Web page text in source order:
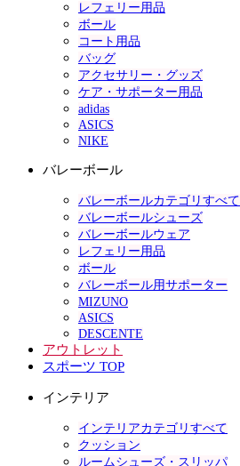
レフェリー用品
ボール
コート用品
バッグ
アクセサリー・グッズ
ケア・サポーター用品
adidas
ASICS
NIKE
バレーボール
バレーボールカテゴリすべて
バレーボールシューズ
バレーボールウェア
レフェリー用品
ボール
バレーボール用サポーター
MIZUNO
ASICS
DESCENTE
アウトレット
スポーツ TOP
インテリア
インテリアカテゴリすべて
クッション
ルームシューズ・スリッパ